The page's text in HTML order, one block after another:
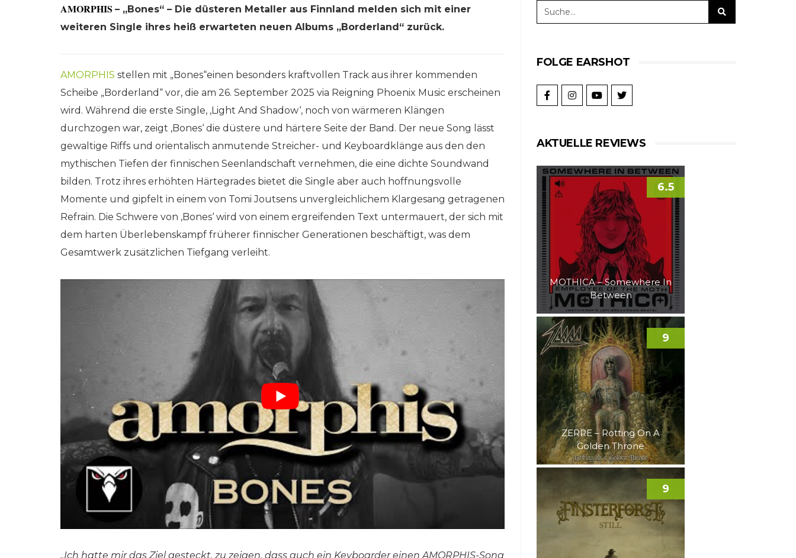
AMORPHIS – „Bones“ – Die düsteren Metaller aus Finnland melden sich mit einer
weiteren Single ihres heiß erwarteten neuen Albums „Borderland“ zurück.
AMORPHIS stellen mit „Bones“einen besonders kraftvollen Track aus ihrer kommenden
Scheibe „Borderland“ vor, die am 26. September 2025 via Reigning Phoenix Music erscheinen
wird. Während die erste Single, ‚Light And Shadow‘, noch von wärmeren Klängen
durchzogen war, zeigt ‚Bones‘ die düstere und härtere Seite der Band. Der neue Song lässt
gewaltige Riffs und orientalisch anmutende Streicher- und Keyboardklänge aus den den
mythischen Tiefen der finnischen Seenlandschaft vernehmen, die eine dichte Soundwand
bilden. Trotz ihres erhöhten Härtegrades bietet die Single aber auch hoffnungsvolle
Momente und gipfelt in einem von Tomi Joutsens unvergleichlichem Klargesang getragenen
Refrain. Die Schwere von ‚Bones‘ wird von einem ergreifenden Text untermauert, der sich mit
dem harten Überlebenskampf früherer finnischer Generationen beschäftigt, was dem
Gesamtwerk zusätzlichen Tiefgang verleiht.
„Ich hatte mir das Ziel gesteckt, zu zeigen, dass auch ein Keyboarder einen AMORPHIS-Song
FOLGE EARSHOT
AKTUELLE REVIEWS
MOTHICA – Somewhere In
Between
6.5
ZERRE – Rotting On A
Golden Throne
9
9